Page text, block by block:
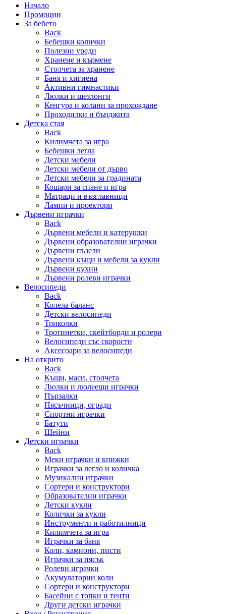
Начало
Промоции
За бебето
Back
Бебешки колички
Полезни уреди
Хранене и кърмене
Столчета за хранене
Баня и хигиена
Активни гимнастики
Люлки и шезлонги
Кенгура и колани за прохождане
Проходилки и бънджита
Детска стая
Back
Килимчета за игра
Бебешки легла
Детски мебели
Детски мебели от дърво
Детски мебели за градината
Кошари за спане и игра
Матраци и възглавници
Лампи и проектори
Дървени играчки
Back
Дървени мебели и катерушки
Дървени образователни играчки
Дървени пъзели
Дървени къщи и мебели за кукли
Дървени кухни
Дървени ролеви играчки
Велосипеди
Back
Колела баланс
Детски велосипеди
Триколки
Тротинетки, скейтборди и ролери
Велосипеди със скорости
Аксесоари за велосипеди
На открито
Back
Къщи, маси, столчета
Люлки и люлеещи играчки
Пързалки
Пясъчници, огради
Спортни играчки
Батути
Шейни
Детски играчки
Back
Меки играчки и книжки
Играчки за легло и количка
Музикални играчки
Сортери и конструктори
Образователни играчки
Детски кукли
Колички за кукли
Инструменти и работилници
Килимчета за игра
Играчки за баня
Коли, камиони, писти
Играчки за пясък
Ролеви играчки
Акумулаторни коли
Сортери и конструктори
Басейни с топки и тенти
Други детски играчки